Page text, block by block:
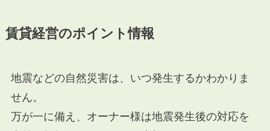
賃貸経営のポイント情報
地震などの自然災害は、いつ発生するかわかりま
せん。
万が一に備え、オーナー様は地震発生後の対応を